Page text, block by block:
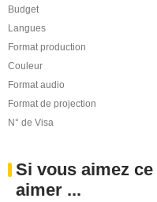
Budget
Langues
Format production
Couleur
Format audio
Format de projection
N° de Visa
Si vous aimez
aimer ...